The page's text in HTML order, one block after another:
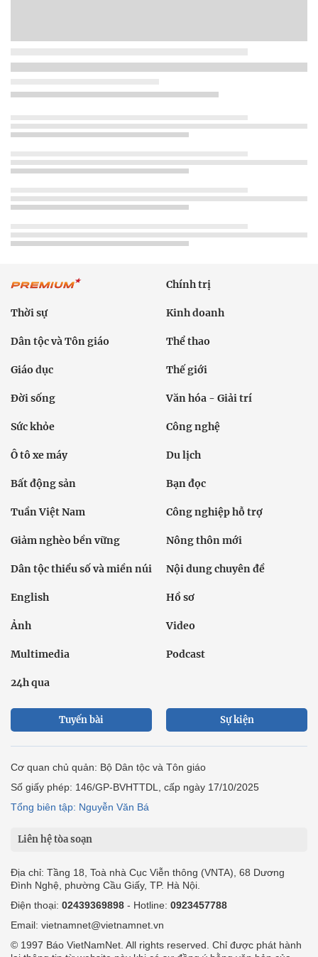
Chính trị
Thời sự Kinh doanh
Dân tộc và Tôn giáo Thể thao
Giáo dục Thế giới
Đời sống Văn hóa - Giải trí
Sức khỏe Công nghệ
Ô tô xe máy Du lịch
Bất động sản Bạn đọc
Tuần Việt Nam Công nghiệp hỗ trợ
Giảm nghèo bền vững Nông thôn mới
Dân tộc thiểu số và miền núi Nội dung chuyên đề
English Hồ sơ
Ảnh Video
Multimedia Podcast
24h qua
Tuyến bài Sự kiện
Cơ quan chủ quản: Bộ Dân tộc và Tôn giáo
Số giấy phép: 146/GP-BVHTTDL, cấp ngày 17/10/2025
Tổng biên tập: Nguyễn Văn Bá
Liên hệ tòa soạn
Địa chỉ: Tầng 18, Toà nhà Cục Viễn thông (VNTA), 68 Dương
Đình Nghệ, phường Cầu Giấy, TP. Hà Nội.
Điện thoại: 02439369898 - Hotline: 0923457788
Email: vietnamnet@vietnamnet.vn
© 1997 Báo VietNamNet. All rights reserved. Chỉ được phát hành